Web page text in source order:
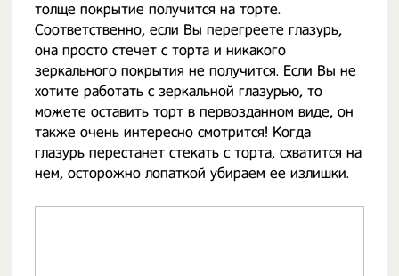
толще покрытие получится на торте.
Соответственно, если Вы перегреете глазурь,
она просто стечет с торта и никакого
зеркального покрытия не получится. Если Вы не
хотите работать с зеркальной глазурью, то
можете оставить торт в первозданном виде, он
также очень интересно смотрится! Когда
глазурь перестанет стекать с торта, схватится на
нем, осторожно лопаткой убираем ее излишки.